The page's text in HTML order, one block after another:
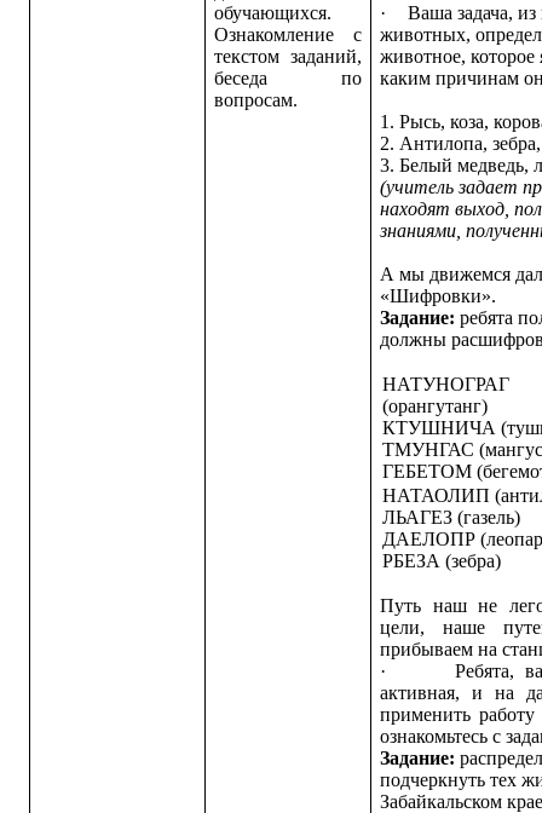
обучающихся.
Ознакомление с
текстом заданий,
беседа по
вопросам.
·
Ваша задача,
животных,
животное,
каким причинам
1. Рысь, коза,
2. Антилопа,
3. Белый медведь,
(учитель задает
находят выход,
знаниями,
А мы движемся
«Шифровки».
Задание:ребята
должны
НАТУНОГРАГ
(орангутанг)
КТУШНИЧА
ТМУНГАС
ГЕБЕТОМ
НАТАОЛИП
ЛЬАГЕЗ (газель)
ДАЕЛОПР
РБЕЗА (зебра)
Путь наш не
цели, наше
прибываем на
·
Ребята,
активная, и на
применить
ознакомьтесь с
Задание:
подчеркнуть тех
Забайкальском